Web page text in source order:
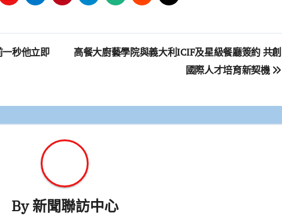
秒他立即
高餐大廚藝學院與義大利ICIF及星級餐廳簽約 共創
國際人才培育新契機
By新聞聯訪中心